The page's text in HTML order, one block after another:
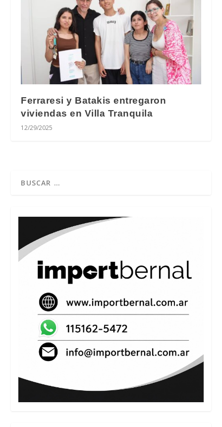
Ferraresi y Batakis entregaron
viviendas en Villa Tranquila
12/29/2025